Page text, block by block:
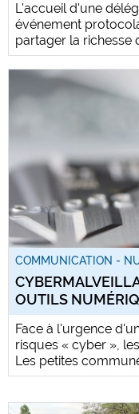
L'accueil d'une
événement
partager la richesse
COMMUNICATION -
OUTILS
Face à l'urgence
risques « cyber »,
Les petites